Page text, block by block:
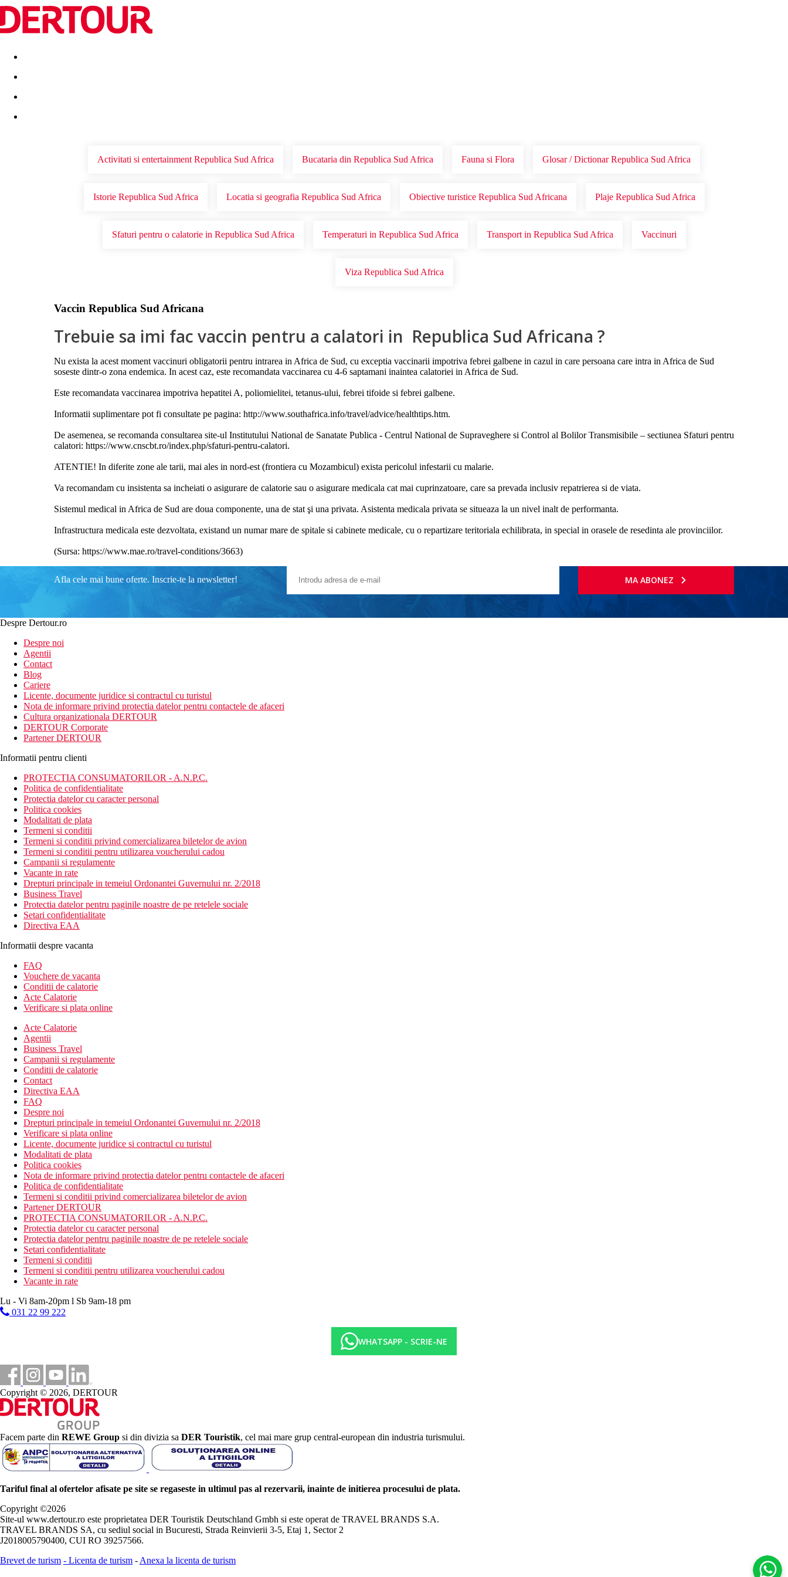
Destinatii Vacanta perfecta OFERTE DE NERATAT
Activitati si entertainment Republica Sud Africa Bucataria din Republica Sud Africa Fauna si Flora Glosar / Dictionar Republica Sud Africa
Istorie Republica Sud Africa Locatia si geografia Republica Sud Africa Obiective turistice Republica Sud Africana Plaje Republica Sud Africa
Sfaturi pentru o calatorie in Republica Sud Africa Temperaturi in Republica Sud Africa Transport in Republica Sud Africa Vaccinuri
Viza Republica Sud Africa
Vaccin Republica Sud Africana
Trebuie sa imi fac vaccin pentru a calatori in Republica Sud Africana ?
Nu exista la acest moment vaccinuri obligatorii pentru intrarea in Africa de Sud, cu exceptia vaccinarii impotriva febrei galbene in cazul in care persoana care intra in Africa de Sud
soseste dintr-o zona endemica. In acest caz, este recomandata vaccinarea cu 4-6 saptamani inaintea calatoriei in Africa de Sud.
Este recomandata vaccinarea impotriva hepatitei A, poliomielitei, tetanus-ului, febrei tifoide si febrei galbene.
Informatii suplimentare pot fi consultate pe pagina: http://www.southafrica.info/travel/advice/healthtips.htm.
De asemenea, se recomanda consultarea site-ul Institutului National de Sanatate Publica - Centrul National de Supraveghere si Control al Bolilor Transmisibile – sectiunea Sfaturi pentru
calatori: https://www.cnscbt.ro/index.php/sfaturi-pentru-calatori.
ATENTIE! In diferite zone ale tarii, mai ales in nord-est (frontiera cu Mozambicul) exista pericolul infestarii cu malarie.
Va recomandam cu insistenta sa incheiati o asigurare de calatorie sau o asigurare medicala cat mai cuprinzatoare, care sa prevada inclusiv repatrierea si de viata.
Sistemul medical in Africa de Sud are doua componente, una de stat şi una privata. Asistenta medicala privata se situeaza la un nivel inalt de performanta.
Infrastructura medicala este dezvoltata, existand un numar mare de spitale si cabinete medicale, cu o repartizare teritoriala echilibrata, in special in orasele de resedinta ale provinciilor.
(Sursa: https://www.mae.ro/travel-conditions/3663)
Afla cele mai bune oferte. Inscrie-te la newsletter! MA ABONEZ
Despre Dertour.ro
Despre noi
Agentii
Contact
Blog
Cariere
Licente, documente juridice si contractul cu turistul
Nota de informare privind protectia datelor pentru contactele de afaceri
Cultura organizationala DERTOUR
DERTOUR Corporate
Partener DERTOUR
Informatii pentru clienti
PROTECTIA CONSUMATORILOR - A.N.P.C.
Politica de confidentialitate
Protectia datelor cu caracter personal
Politica cookies
Modalitati de plata
Termeni si conditii
Termeni si conditii privind comercializarea biletelor de avion
Termeni si conditii pentru utilizarea voucherului cadou
Campanii si regulamente
Vacante in rate
Drepturi principale in temeiul Ordonantei Guvernului nr. 2/2018
Business Travel
Protectia datelor pentru paginile noastre de pe retelele sociale
Setari confidentialitate
Directiva EAA
Informatii despre vacanta
FAQ
Vouchere de vacanta
Conditii de calatorie
Acte Calatorie
Verificare si plata online
Acte Calatorie
Agentii
Business Travel
Campanii si regulamente
Conditii de calatorie
Contact
Directiva EAA
FAQ
Despre noi
Drepturi principale in temeiul Ordonantei Guvernului nr. 2/2018
Verificare si plata online
Licente, documente juridice si contractul cu turistul
Modalitati de plata
Politica cookies
Nota de informare privind protectia datelor pentru contactele de afaceri
Politica de confidentialitate
Termeni si conditii privind comercializarea biletelor de avion
Partener DERTOUR
PROTECTIA CONSUMATORILOR - A.N.P.C.
Protectia datelor cu caracter personal
Protectia datelor pentru paginile noastre de pe retelele sociale
Setari confidentialitate
Termeni si conditii
Termeni si conditii pentru utilizarea voucherului cadou
Vacante in rate
Lu - Vi 8am-20pm l Sb 9am-18 pm
031 22 99 222
WHATSAPP - SCRIE-NE
Copyright © 2026, DERTOUR
Facem parte din REWE Group si din divizia sa DER Touristik, cel mai mare grup central-european din industria turismului.
Tariful final al ofertelor afisate pe site se regaseste in ultimul pas al rezervarii, inainte de initierea procesului de plata.
Copyright ©2026
Site-ul www.dertour.ro este proprietatea DER Touristik Deutschland Gmbh si este operat de TRAVEL BRANDS S.A.
TRAVEL BRANDS SA, cu sediul social in Bucuresti, Strada Reinvierii 3-5, Etaj 1, Sector 2
J2018005790400, CUI RO 39257566.
Brevet de turism - Licenta de turism -Anexa la licenta de turism